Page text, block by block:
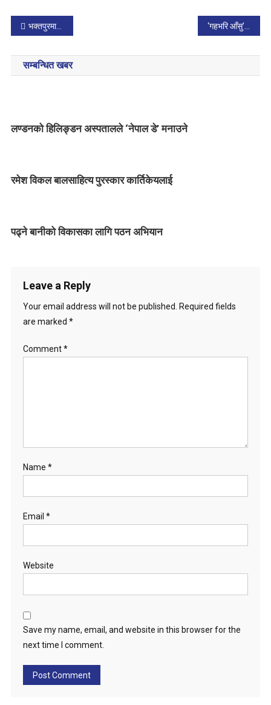
P
o
s
n
v
a
भक्तपुरमाअन्तर विद्यालय लोक नृत्य प्रतियोगिता सम्पन्न
सम्बन्धित खबर
लण्डनको हिलिङ्डन अस्पतालले ‘नेपाल डे’ मनाउने
रमेश विकल बालसाहित्य पुरस्कार कार्तिकेयलाई
पढ्ने बानीको विकासका लागि पठन अभियान
Leave a Reply
Your email address will not be published.
Required fields
are marked *
Comment*
Name *
Email *
Website
Save my name, email, and website in this browser for the
next time I comment.